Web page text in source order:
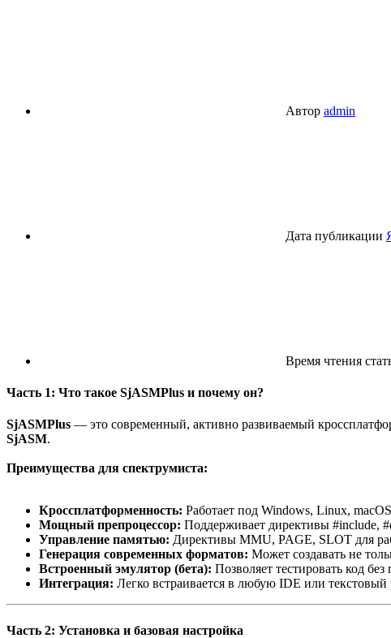
Автор admin
Дата публикации
Время чтения
Часть 1: Что такое SjASMPlus и почему он?
SjASMPlus — это современный, активно развиваемый
SjASM.
Преимущества для спектрумиста:
Кроссплатформенность: Работает под Windows, Linux,
Мощный препроцессор: Поддерживает директивы #include,
Управление памятью: Директивы MMU, PAGE, SLOT для
Генерация современных форматов: Может создавать не
Встроенный эмулятор (бета): Позволяет тестировать код
Интеграция: Легко встраивается в любую IDE или текстовый
Часть 2: Установка и базовая настройка